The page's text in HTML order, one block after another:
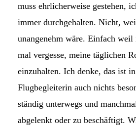
muss ehrlicherweise gestehen,
immer durchgehalten. Nicht,
unangenehm wäre. Einfach
mal vergesse, meine täglichen
einzuhalten. Ich denke, das ist
Flugbegleiterin auch nichts
ständig unterwegs und
abgelenkt oder zu beschäftigt.